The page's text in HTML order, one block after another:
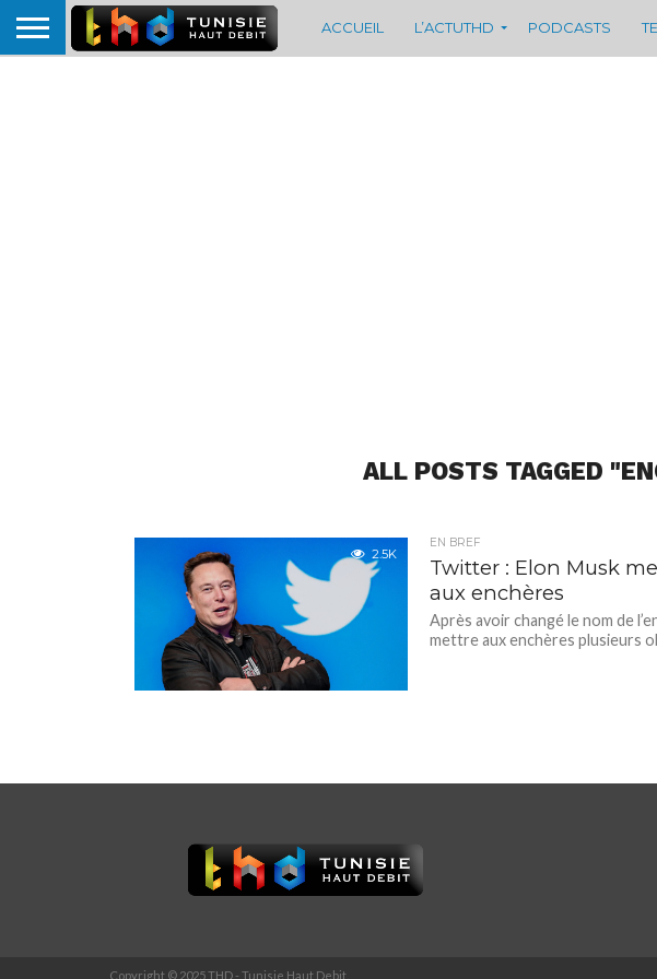
ACCUEIL L’ACTUTHD PODCASTS
ALL POSTS TAGGED
2.5K
EN BREF
Twitter : Elon Musk
aux enchères
Après avoir changé le nom de
mettre aux enchères plusieurs
Copyright © 2025 THD - Tunisie Haut Debit.